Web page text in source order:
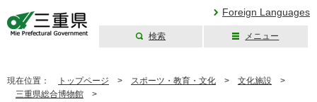
Foreign Languages
検索 メニュー
現在位置： トップページ > スポーツ・教育・文化 > 文化施設 >
三重県総合博物館 >